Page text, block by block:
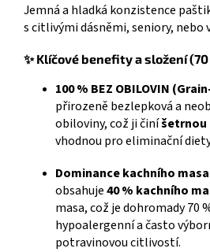
Jemná a hladká konzistence
s citlivými dásněmi, seniory, nebo
✨ Klíčové benefity a složení
100 % BEZ OBILOVIN
přirozeně bezlepková a
obiloviny, což ji činíšetrnou
vhodnou pro eliminační
Dominance kachního
obsahuje40 % kachního
masa, což je dohromady70
hypoalergenní a často
potravinovou citlivostí.